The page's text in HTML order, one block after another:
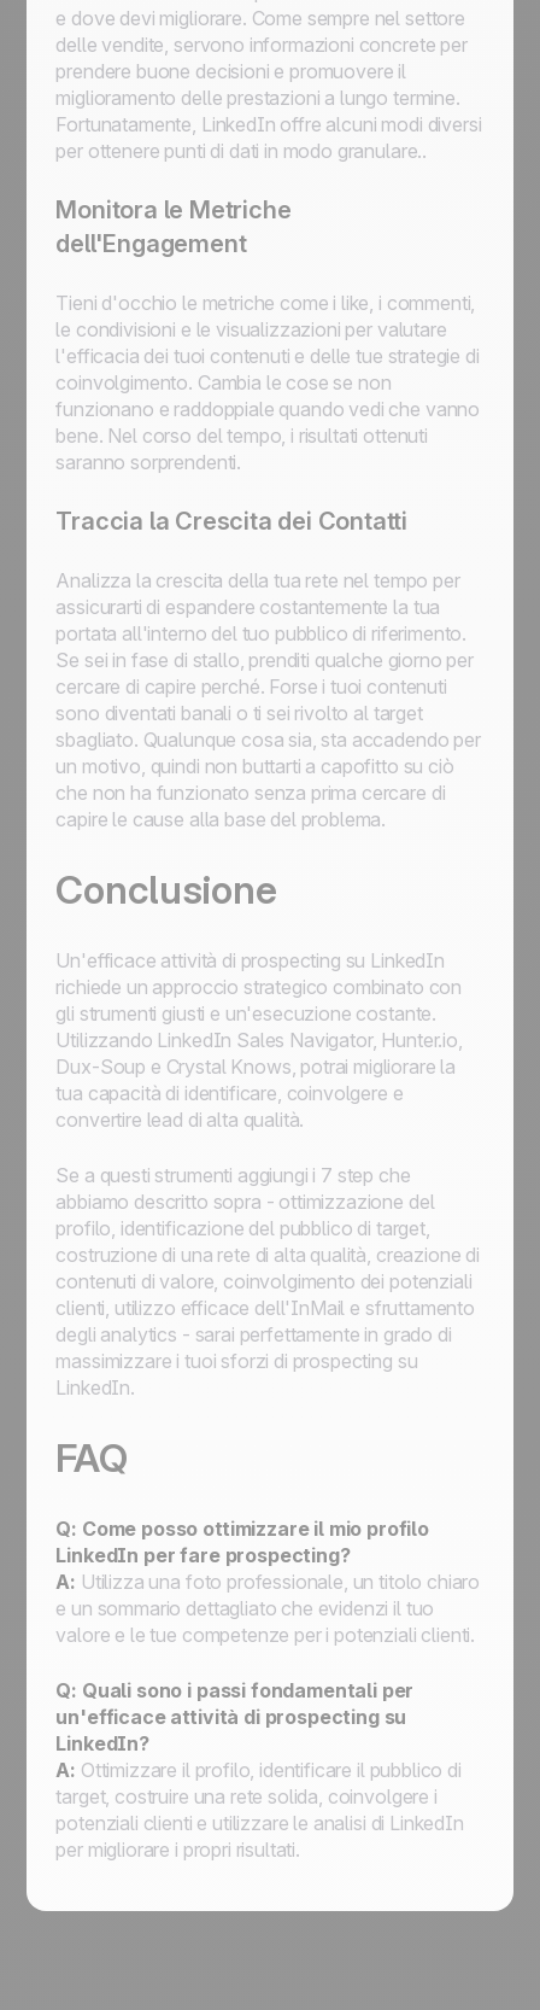
e dove devi migliorare. Come sempre nel settore
delle vendite, servono informazioni concrete per
prendere buone decisioni e promuovere il
miglioramento delle prestazioni a lungo termine.
Fortunatamente, LinkedIn offre alcuni modi diversi
per ottenere punti di dati in modo granulare..
Monitora le Metriche
dell'Engagement
Tieni d'occhio le metriche come i like, i commenti,
le condivisioni e le visualizzazioni per valutare
l'efficacia dei tuoi contenuti e delle tue strategie di
coinvolgimento. Cambia le cose se non
funzionano e raddoppiale quando vedi che vanno
bene. Nel corso del tempo, i risultati ottenuti
saranno sorprendenti.
Traccia la Crescita dei Contatti
Analizza la crescita della tua rete nel tempo per
assicurarti di espandere costantemente la tua
portata all'interno del tuo pubblico di riferimento.
Se sei in fase di stallo, prenditi qualche giorno per
cercare di capire perché. Forse i tuoi contenuti
sono diventati banali o ti sei rivolto al target
sbagliato. Qualunque cosa sia, sta accadendo per
un motivo, quindi non buttarti a capofitto su ciò
che non ha funzionato senza prima cercare di
capire le cause alla base del problema.
Conclusione
Un'efficace attività di prospecting su LinkedIn
richiede un approccio strategico combinato con
gli strumenti giusti e un'esecuzione costante.
Utilizzando LinkedIn Sales Navigator, Hunter.io,
Dux-Soup e Crystal Knows, potrai migliorare la
tua capacità di identificare, coinvolgere e
convertire lead di alta qualità.
Se a questi strumenti aggiungi i 7 step che
abbiamo descritto sopra - ottimizzazione del
profilo, identificazione del pubblico di target,
costruzione di una rete di alta qualità, creazione di
contenuti di valore, coinvolgimento dei potenziali
clienti, utilizzo efficace dell'InMail e sfruttamento
degli analytics - sarai perfettamente in grado di
massimizzare i tuoi sforzi di prospecting su
LinkedIn.
FAQ
Q: Come posso ottimizzare il mio profilo
LinkedIn per fare prospecting?
A: Utilizza una foto professionale, un titolo chiaro
e un sommario dettagliato che evidenzi il tuo
valore e le tue competenze per i potenziali clienti.
Q: Quali sono i passi fondamentali per
un'efficace attività di prospecting su
LinkedIn?
A: Ottimizzare il profilo, identificare il pubblico di
target, costruire una rete solida, coinvolgere i
potenziali clienti e utilizzare le analisi di LinkedIn
per migliorare i propri risultati.